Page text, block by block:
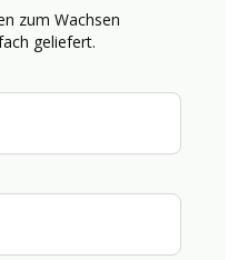
zum Wachsen
geliefert.